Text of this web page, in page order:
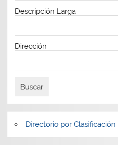
Descripción Larga
Dirección
Directorio por Clasificación